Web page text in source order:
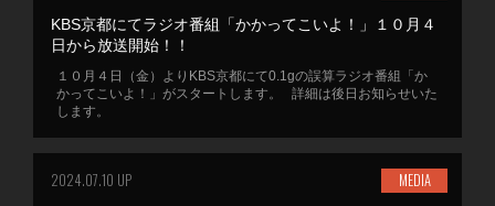
KBS京都にてラジオ番組「かかってこいよ！」１０月４
日から放送開始！！
１０月４日（金）よりKBS京都にて0.1gの誤算ラジオ番組「か
かってこいよ！」がスタートします。 詳細は後日お知らせいた
します。
2024.07.10 UP MEDIA